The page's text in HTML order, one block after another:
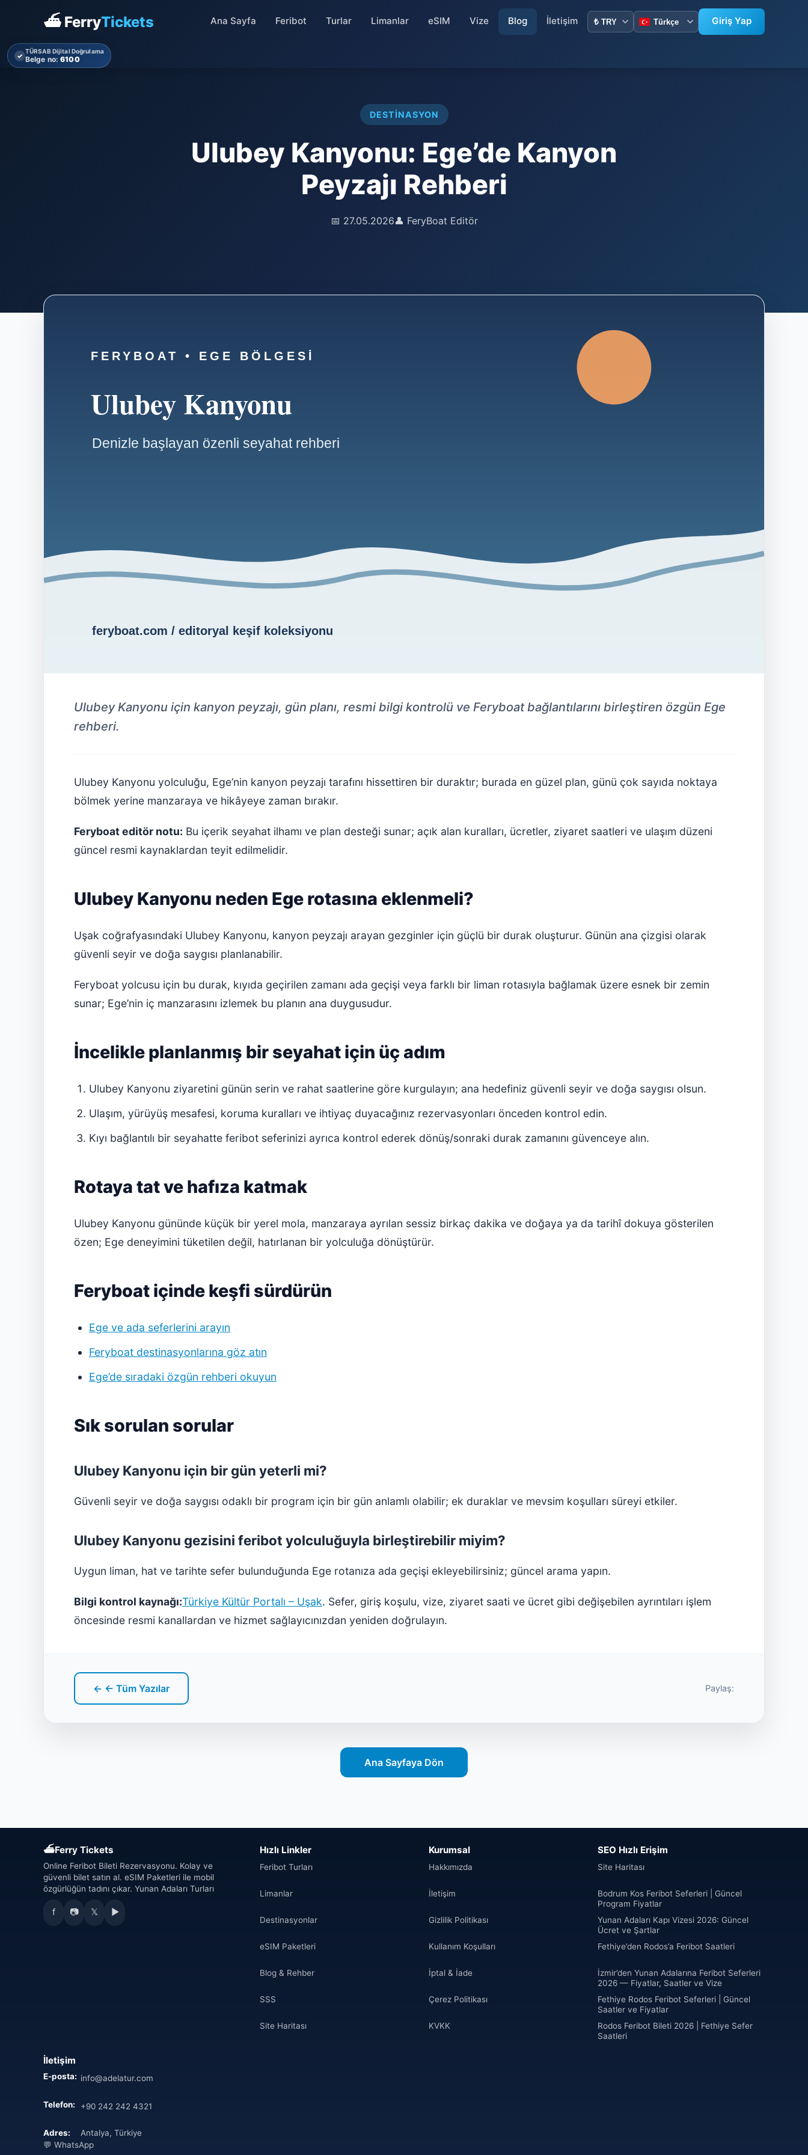
⛴ FerryTickets Ana Sayfa Feribot Turlar Limanlar eSIM Vize Blog İletişim Giriş Yap
✓
TÜRSAB Dijital Doğrulama
Belge no: 6100
DESTINASYON
Ulubey Kanyonu: Ege’de Kanyon
Peyzajı Rehberi
📅 27.05.2026👤 FeryBoat Editör
Ulubey Kanyonu için kanyon peyzajı, gün planı, resmi bilgi kontrolü ve Feryboat bağlantılarını birleştiren özgün Ege
rehberi.
Ulubey Kanyonu yolculuğu, Ege’nin kanyon peyzajı tarafını hissettiren bir duraktır; burada en güzel plan, günü çok sayıda noktaya
bölmek yerine manzaraya ve hikâyeye zaman bırakır.
Feryboat editör notu: Bu içerik seyahat ilhamı ve plan desteği sunar; açık alan kuralları, ücretler, ziyaret saatleri ve ulaşım düzeni
güncel resmi kaynaklardan teyit edilmelidir.
Ulubey Kanyonu neden Ege rotasına eklenmeli?
Uşak coğrafyasındaki Ulubey Kanyonu, kanyon peyzajı arayan gezginler için güçlü bir durak oluşturur. Günün ana çizgisi olarak
güvenli seyir ve doğa saygısı planlanabilir.
Feryboat yolcusu için bu durak, kıyıda geçirilen zamanı ada geçişi veya farklı bir liman rotasıyla bağlamak üzere esnek bir zemin
sunar; Ege’nin iç manzarasını izlemek bu planın ana duygusudur.
İncelikle planlanmış bir seyahat için üç adım
Ulubey Kanyonu ziyaretini günün serin ve rahat saatlerine göre kurgulayın; ana hedefiniz güvenli seyir ve doğa saygısı olsun.
Ulaşım, yürüyüş mesafesi, koruma kuralları ve ihtiyaç duyacağınız rezervasyonları önceden kontrol edin.
Kıyı bağlantılı bir seyahatte feribot seferinizi ayrıca kontrol ederek dönüş/sonraki durak zamanını güvenceye alın.
Rotaya tat ve hafıza katmak
Ulubey Kanyonu gününde küçük bir yerel mola, manzaraya ayrılan sessiz birkaç dakika ve doğaya ya da tarihî dokuya gösterilen
özen; Ege deneyimini tüketilen değil, hatırlanan bir yolculuğa dönüştürür.
Feryboat içinde keşfi sürdürün
Ege ve ada seferlerini arayın
Feryboat destinasyonlarına göz atın
Ege’de sıradaki özgün rehberi okuyun
Sık sorulan sorular
Ulubey Kanyonu için bir gün yeterli mi?
Güvenli seyir ve doğa saygısı odaklı bir program için bir gün anlamlı olabilir; ek duraklar ve mevsim koşulları süreyi etkiler.
Ulubey Kanyonu gezisini feribot yolculuğuyla birleştirebilir miyim?
Uygun liman, hat ve tarihte sefer bulunduğunda Ege rotanıza ada geçişi ekleyebilirsiniz; güncel arama yapın.
Bilgi kontrol kaynağı:Türkiye Kültür Portalı – Uşak. Sefer, giriş koşulu, vize, ziyaret saati ve ücret gibi değişebilen ayrıntıları işlem
öncesinde resmi kanallardan ve hizmet sağlayıcınızdan yeniden doğrulayın.
← ← Tüm Yazılar Paylaş:
Ana Sayfaya Dön
⛴Ferry Tickets
Online Feribot Bileti Rezervasyonu. Kolay ve
güvenli bilet satın al. eSIM Paketleri ile mobil
özgürlüğün tadını çıkar. Yunan Adaları Turları
f 📷 𝕏 ▶
Hızlı Linkler
Feribot Turları
Limanlar
Destinasyonlar
eSIM Paketleri
Blog & Rehber
SSS
Site Haritası
Kurumsal
Hakkımızda
İletişim
Gizlilik Politikası
Kullanım Koşulları
İptal & İade
Çerez Politikası
KVKK
SEO Hızlı Erişim
Site Haritası
Bodrum Kos Feribot Seferleri | Güncel
Program Fiyatlar
Yunan Adaları Kapı Vizesi 2026: Güncel
Ücret ve Şartlar
Fethiye’den Rodos’a Feribot Saatleri
İzmir’den Yunan Adalarına Feribot Seferleri
2026 — Fiyatlar, Saatler ve Vize
Fethiye Rodos Feribot Seferleri | Güncel
Saatler ve Fiyatlar
Rodos Feribot Bileti 2026 | Fethiye Sefer
Saatleri
İletişim
E-posta: info@adelatur.com
Telefon: +90 242 242 4321
Adres:
Antalya, Türkiye
💬 WhatsApp